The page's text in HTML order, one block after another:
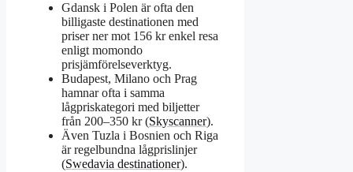
Gdansk i Polen är ofta den
billigaste destinationen med
priser ner mot 156 kr enkel resa
enligt momondo
prisjämförelseverktyg.
Budapest, Milano och Prag
hamnar ofta i samma
lågpriskategori med biljetter
från 200–350 kr (Skyscanner).
Även Tuzla i Bosnien och Riga
är regelbundna lågprislinjer
(Swedavia destinationer).